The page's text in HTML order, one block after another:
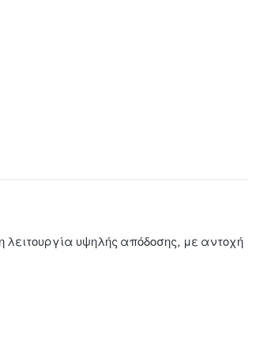
υψηλής απόδοσης, με αντοχή